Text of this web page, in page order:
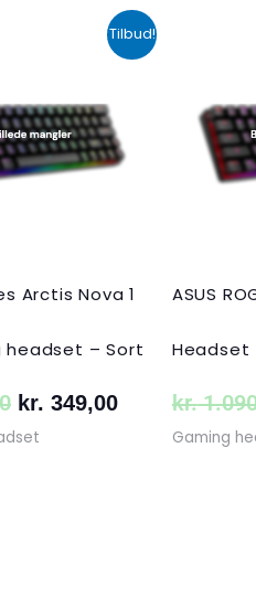
Tilbud!
Arctis Nova 1
headset – Sort
oprindelige
var:
kr. 424,00.
kr. 349,00
Den
aktuelle
kr. 349,00.
ASUS
Headset
kr.
Gaming